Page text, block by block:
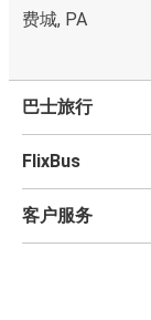
费城, PA
巴士旅行
FlixBus
客户服务